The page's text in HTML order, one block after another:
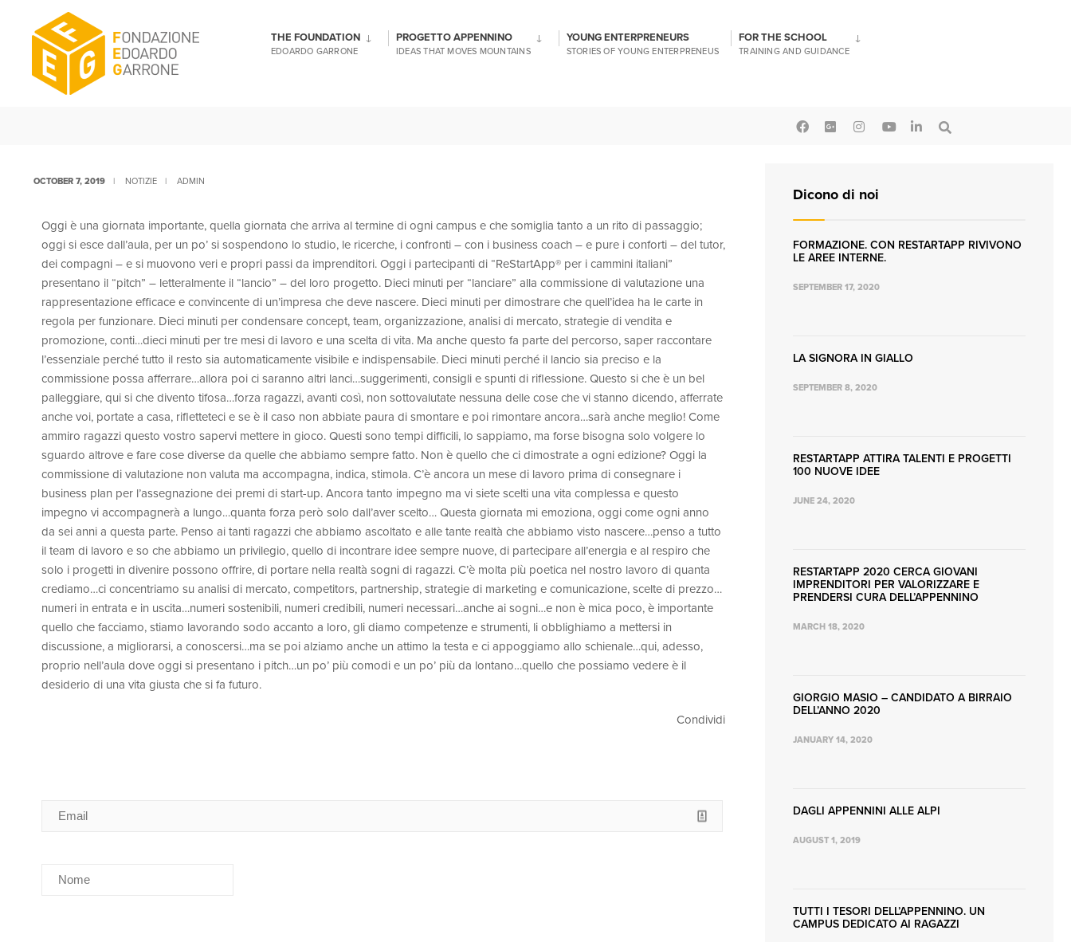
THE FOUNDATION
EDOARDO GARRONE
PROGETTO APPENNINO
IDEAS THAT MOVES MOUNTAINS
YOUNG ENTERPRENEURS
STORIES OF YOUNG ENTERPRENEUS
FOR THE SCHOOL
TRAINING AND GUIDANCE
OCTOBER 7, 2019 | NOTIZIE | ADMIN
Oggi è una giornata importante, quella giornata che arriva al termine di ogni campus e che somiglia tanto a un rito di passaggio;
oggi si esce dall’aula, per un po’ si sospendono lo studio, le ricerche, i confronti – con i business coach – e pure i conforti – del tutor,
dei compagni – e si muovono veri e propri passi da imprenditori. Oggi i partecipanti di “ReStartApp® per i cammini italiani”
presentano il “pitch” – letteralmente il “lancio” – del loro progetto. Dieci minuti per “lanciare” alla commissione di valutazione una
rappresentazione efficace e convincente di un’impresa che deve nascere. Dieci minuti per dimostrare che quell’idea ha le carte in
regola per funzionare. Dieci minuti per condensare concept, team, organizzazione, analisi di mercato, strategie di vendita e
promozione, conti…dieci minuti per tre mesi di lavoro e una scelta di vita. Ma anche questo fa parte del percorso, saper raccontare
l’essenziale perché tutto il resto sia automaticamente visibile e indispensabile. Dieci minuti perché il lancio sia preciso e la
commissione possa afferrare…allora poi ci saranno altri lanci…suggerimenti, consigli e spunti di riflessione. Questo si che è un bel
palleggiare, qui si che divento tifosa…forza ragazzi, avanti così, non sottovalutate nessuna delle cose che vi stanno dicendo, afferrate
anche voi, portate a casa, rifletteteci e se è il caso non abbiate paura di smontare e poi rimontare ancora…sarà anche meglio! Come
ammiro ragazzi questo vostro sapervi mettere in gioco. Questi sono tempi difficili, lo sappiamo, ma forse bisogna solo volgere lo
sguardo altrove e fare cose diverse da quelle che abbiamo sempre fatto. Non è quello che ci dimostrate a ogni edizione? Oggi la
commissione di valutazione non valuta ma accompagna, indica, stimola. C’è ancora un mese di lavoro prima di consegnare i
business plan per l’assegnazione dei premi di start-up. Ancora tanto impegno ma vi siete scelti una vita complessa e questo
impegno vi accompagnerà a lungo…quanta forza però solo dall’aver scelto… Questa giornata mi emoziona, oggi come ogni anno
da sei anni a questa parte. Penso ai tanti ragazzi che abbiamo ascoltato e alle tante realtà che abbiamo visto nascere…penso a tutto
il team di lavoro e so che abbiamo un privilegio, quello di incontrare idee sempre nuove, di partecipare all’energia e al respiro che
solo i progetti in divenire possono offrire, di portare nella realtà sogni di ragazzi. C’è molta più poetica nel nostro lavoro di quanta
crediamo…ci concentriamo su analisi di mercato, competitors, partnership, strategie di marketing e comunicazione, scelte di prezzo…
numeri in entrata e in uscita…numeri sostenibili, numeri credibili, numeri necessari…anche ai sogni…e non è mica poco, è importante
quello che facciamo, stiamo lavorando sodo accanto a loro, gli diamo competenze e strumenti, li obblighiamo a mettersi in
discussione, a migliorarsi, a conoscersi…ma se poi alziamo anche un attimo la testa e ci appoggiamo allo schienale…qui, adesso,
proprio nell’aula dove oggi si presentano i pitch…un po’ più comodi e un po’ più da lontano…quello che possiamo vedere è il
desiderio di una vita giusta che si fa futuro.
Condividi
Dicono di noi
FORMAZIONE. CON RESTARTAPP RIVIVONO
LE AREE INTERNE.
SEPTEMBER 17, 2020
LA SIGNORA IN GIALLO
SEPTEMBER 8, 2020
RESTARTAPP ATTIRA TALENTI E PROGETTI
100 NUOVE IDEE
JUNE 24, 2020
RESTARTAPP 2020 CERCA GIOVANI
IMPRENDITORI PER VALORIZZARE E
PRENDERSI CURA DELL’APPENNINO
MARCH 18, 2020
GIORGIO MASIO – CANDIDATO A BIRRAIO
DELL’ANNO 2020
JANUARY 14, 2020
DAGLI APPENNINI ALLE ALPI
AUGUST 1, 2019
TUTTI I TESORI DELL’APPENNINO. UN
CAMPUS DEDICATO AI RAGAZZI